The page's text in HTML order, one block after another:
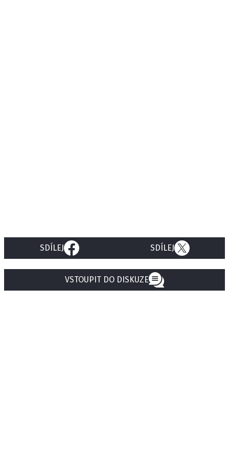
SDÍLEJ SDÍLEJ
VSTOUPIT DO DISKUZE